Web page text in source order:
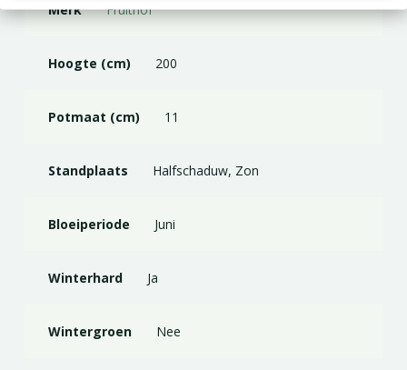
Merk Fruithof
Hoogte (cm) 200
Potmaat (cm) 11
Standplaats Halfschaduw, Zon
Bloeiperiode Juni
Winterhard Ja
Wintergroen Nee